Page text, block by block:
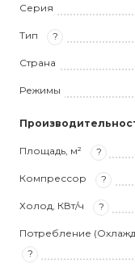
Серия
Тип ?
Страна
Режимы
Площадь, м² ?
Компрессор ?
Холод, КВт/ч ?
Потребление
?